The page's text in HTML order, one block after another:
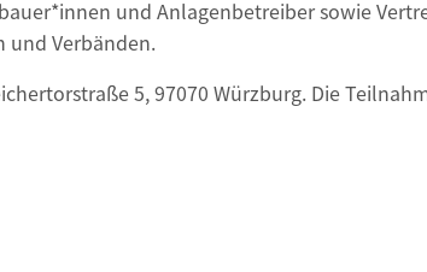
und Anlagenbetreiber sowie
und Verbänden.
5, 97070 Würzburg. Die